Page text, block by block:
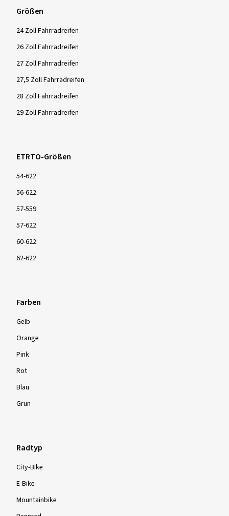
Größen
24 Zoll Fahrradreifen
26 Zoll Fahrradreifen
27 Zoll Fahrradreifen
27,5 Zoll Fahrradreifen
28 Zoll Fahrradreifen
29 Zoll Fahrradreifen
ETRTO-Größen
54-622
56-622
57-559
57-622
60-622
62-622
Farben
Gelb
Orange
Pink
Rot
Blau
Grün
Radtyp
City-Bike
E-Bike
Mountainbike